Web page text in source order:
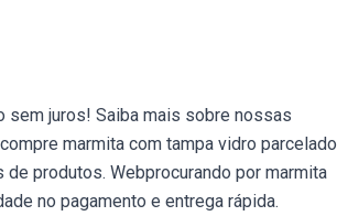
sem juros! Saiba mais sobre nossas
marmita com tampa vidro parcelado
produtos. Webprocurando por marmita
no pagamento e entrega rápida.